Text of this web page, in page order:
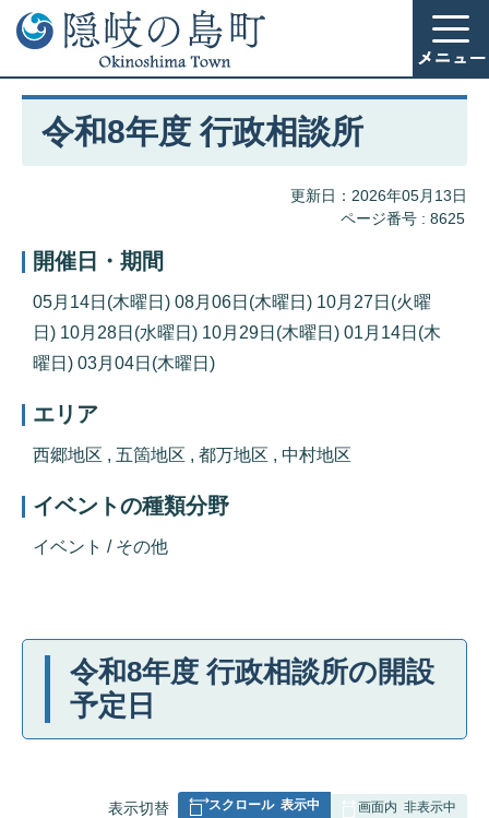
令和8年度 行政相談所
更新日：2026年05月13日
ページ番号 : 8625
開催日・期間
05月14日(木曜日) 08月06日(木曜日) 10月27日(火曜
日) 10月28日(水曜日) 10月29日(木曜日) 01月14日(木
曜日) 03月04日(木曜日)
エリア
西郷地区 , 五箇地区 , 都万地区 , 中村地区
イベントの種類分野
イベント / その他
令和8年度 行政相談所の開設
予定日
表
表示切替 スクロール 表示中 画面内 非表示中